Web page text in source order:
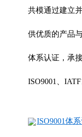
共模通过建立
供优质的产品
体系认证，承
ISO9001、
ISO9001体